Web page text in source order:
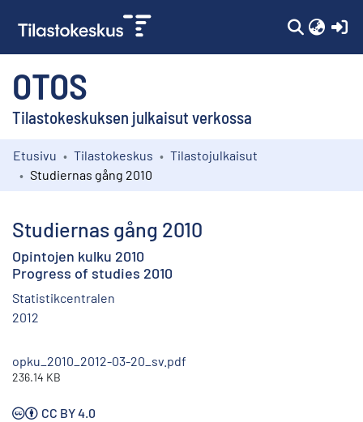
OTOS
Tilastokeskuksen julkaisut verkossa
Kokoelmat
Etusivu Tilastokeskus
Tilastojulkaisut
Studiernas gång 2010
Studiernas gång 2010
Opintojen kulku 2010
Progress of studies 2010
Statistikcentralen
2012
opku_2010_2012-03-20_sv.pdf
236.14 KB
CC BY 4.0